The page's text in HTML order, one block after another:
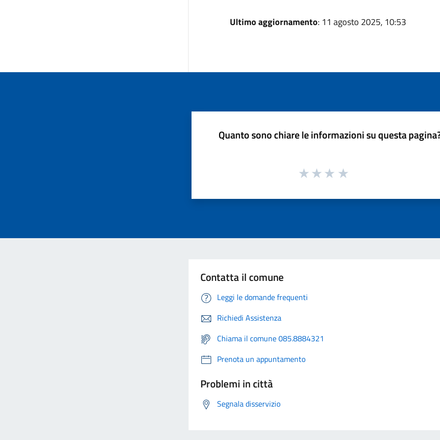
Ultimo aggiornamento: 11 agosto 2025, 10:53
Quanto sono chiare le informazioni su questa
Contatta il comune
Leggi le domande frequenti
Richiedi Assistenza
Chiama il comune 085.8884321
Prenota un appuntamento
Problemi in città
Segnala disservizio